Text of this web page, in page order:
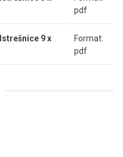
pdf
9 x
Format:
pdf